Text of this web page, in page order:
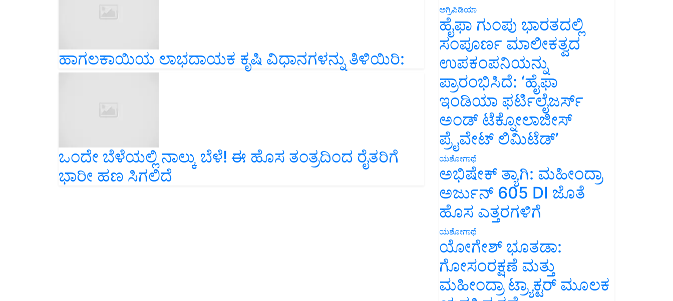
ಹಾಗಲಕಾಯಿಯ ಲಾಭದಾಯಕ ಕೃಷಿ ವಿಧಾನಗಳನ್ನು ತಿಳಿಯಿರಿ:
ಒಂದೇ ಬೆಳೆಯಲ್ಲಿ ನಾಲ್ಕು ಬೆಳೆ! ಈ ಹೊಸ ತಂತ್ರದಿಂದ ರೈತರಿಗೆ
ಭಾರೀ ಹಣ ಸಿಗಲಿದೆ
ಅಗ್ರಿಪಿಡಿಯಾ
ಹೈಫಾ ಗುಂಪು ಭಾರತದಲ್ಲಿ
ಸಂಪೂರ್ಣ ಮಾಲೀಕತ್ವದ
ಉಪಕಂಪನಿಯನ್ನು
ಪ್ರಾರಂಭಿಸಿದೆ: ‘ಹೈಫಾ
ಇಂಡಿಯಾ ಫರ್ಟಿಲೈಜರ್ಸ್
ಅಂಡ್ ಟೆಕ್ನೋಲಾಜೀಸ್
ಪ್ರೈವೇಟ್ ಲಿಮಿಟೆಡ್’
ಯಶೋಗಾಥೆ
ಅಭಿಷೇಕ್ ತ್ಯಾಗಿ: ಮಹೀಂದ್ರಾ
ಅರ್ಜುನ್ 605 DI ಜೊತೆ
ಹೊಸ ಎತ್ತರಗಳಿಗೆ
ಯಶೋಗಾಥೆ
ಯೋಗೇಶ್ ಭೂತಡಾ:
ಗೋಸಂರಕ್ಷಣೆ ಮತ್ತು
ಮಹೀಂದ್ರಾ ಟ್ರ್ಯಾಕ್ಟರ್ ಮೂಲಕ